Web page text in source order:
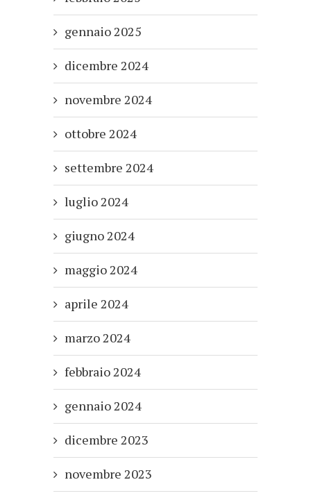
gennaio 2025
dicembre 2024
novembre 2024
ottobre 2024
settembre 2024
luglio 2024
giugno 2024
maggio 2024
aprile 2024
marzo 2024
febbraio 2024
gennaio 2024
dicembre 2023
novembre 2023